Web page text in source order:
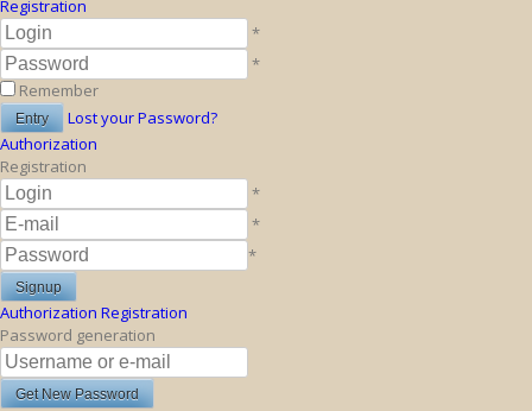
Registration
*
*
Remember
Lost your Password?
Authorization
Registration
*
*
*
Authorization Registration
Password generation